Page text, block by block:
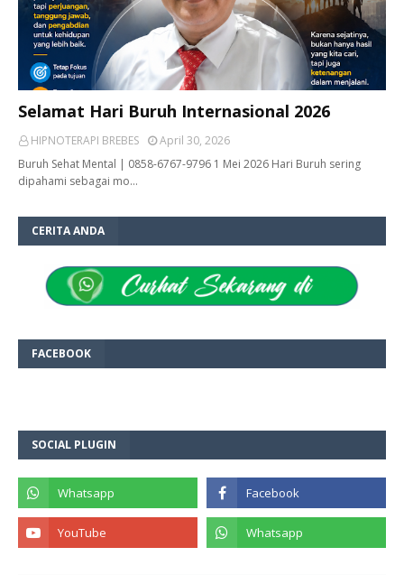
Selamat Hari Buruh Internasional 2026
HIPNOTERAPI BREBES
April 30, 2026
Buruh Sehat Mental | 0858-6767-9796 1 Mei 2026 Hari Buruh sering
dipahami sebagai mo…
CERITA ANDA
FACEBOOK
SOCIAL PLUGIN